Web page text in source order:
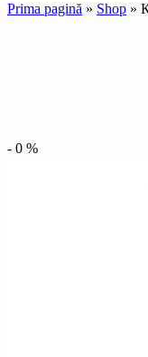
Prima pagină » Shop »
- 0 %